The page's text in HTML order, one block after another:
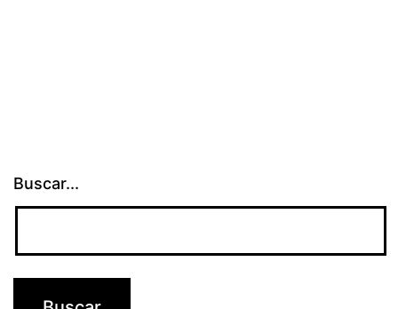
Buscar...